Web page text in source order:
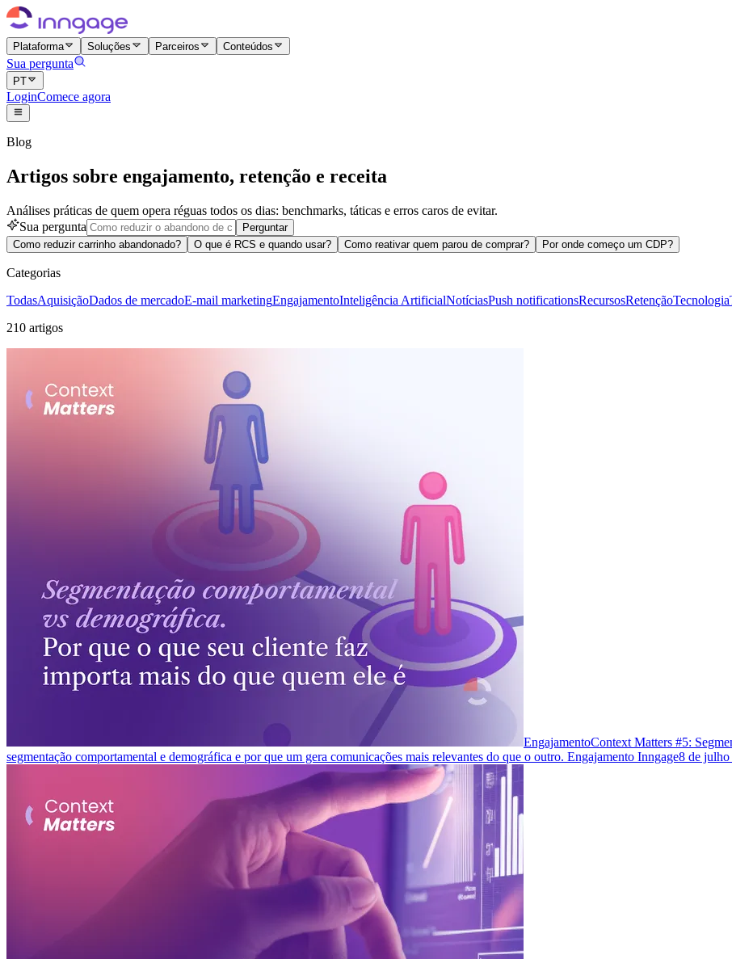
Plataforma Soluções Parceiros Conteúdos
Sua pergunta
PT
LoginComece agora
Blog
Artigos sobre engajamento, retenção e receita
Análises práticas de quem opera réguas todos os dias: benchmarks, táticas e erros caros de evitar.
Sua pergunta
Perguntar
Como reduzir carrinho abandonado?
O que é RCS e quando usar? Como reativar quem parou de comprar? Por onde começo um CDP?
Categorias
TodasAquisiçãoDados de mercadoE-mail marketingEngajamentoInteligência ArtificialNotíciasPush notificationsRecursosRetençãoTecnologia
210 artigos
EngajamentoContext Matters #5:
segmentação comportamental e demográfica e por que um gera comunicações mais relevantes do que o outro. Engajamento Inngage8 de julho